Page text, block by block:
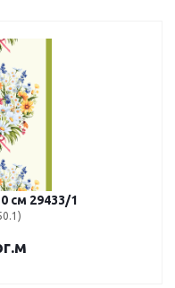
см 29433/1